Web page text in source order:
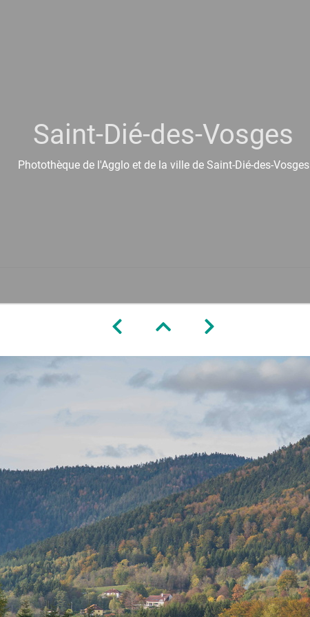
Saint-Dié-des-Vosges
Photothèque de l'Agglo et de la ville de Saint-Dié-des-Vosges